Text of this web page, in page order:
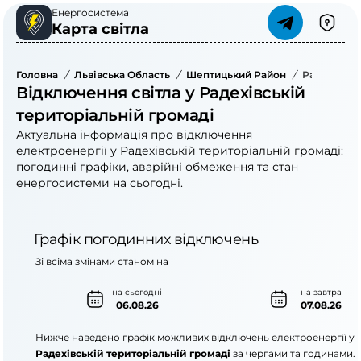
Енергосистема
Карта світла
Головна / Львівська Область / Шептицький Район /
Відключення світла у Радехівській
територіальній громаді
Актуальна інформація про відключення
електроенергії у Радехівській територіальній громаді:
погодинні графіки, аварійні обмеження та стан
енергосистеми на сьогодні.
Графік погодинних відключень
на сьогодні
06.08.26
на завтра
07.08.26
Зі всіма змінами станом на
Нижче наведено графік можливих відключень електроенергії у
Радехівській територіальній громаді за чергами та годинами.